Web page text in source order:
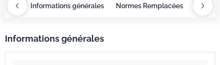
Informations générales Normes Remplacées
Informations générales